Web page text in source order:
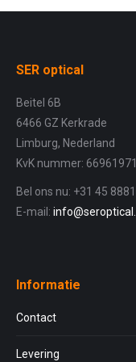
SER optical
Beitel 6B
6466 GZ Kerkrade
Limburg, Nederland
KvK nummer: 66961971
Bel ons nu: +31 45
E-mail:
Informatie
Contact
Levering